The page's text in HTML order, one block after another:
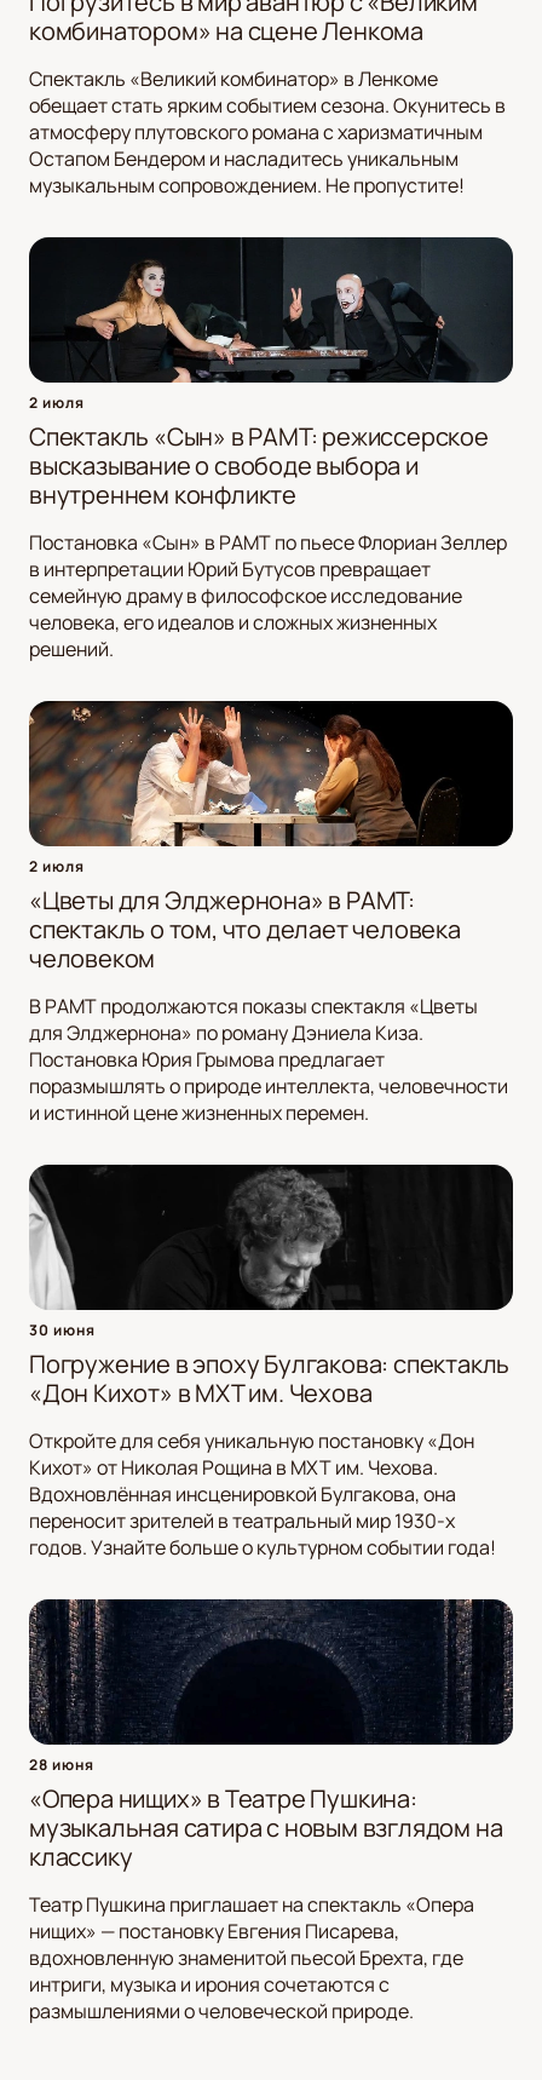
комбинатором» на сцене Ленкома
Спектакль «Великий комбинатор» в Ленкоме
обещает стать ярким событием сезона. Окунитесь в
атмосферу плутовского романа с харизматичным
Остапом Бендером и насладитесь уникальным
музыкальным сопровождением. Не пропустите!
2 июля
Спектакль «Сын» в РАМТ: режиссерское
высказывание о свободе выбора и
внутреннем конфликте
Постановка «Сын» в РАМТ по пьесе Флориан Зеллер
в интерпретации Юрий Бутусов превращает
семейную драму в философское исследование
человека, его идеалов и сложных жизненных
решений.
2 июля
«Цветы для Элджернона» в РАМТ:
спектакль о том, что делает человека
человеком
В РАМТ продолжаются показы спектакля «Цветы
для Элджернона» по роману Дэниела Киза.
Постановка Юрия Грымова предлагает
поразмышлять о природе интеллекта, человечности
и истинной цене жизненных перемен.
30 июня
Погружение в эпоху Булгакова: спектакль
«Дон Кихот» в МХТ им. Чехова
Откройте для себя уникальную постановку «Дон
Кихот» от Николая Рощина в МХТ им. Чехова.
Вдохновлённая инсценировкой Булгакова, она
переносит зрителей в театральный мир 1930-х
годов. Узнайте больше о культурном событии года!
28 июня
«Опера нищих» в Театре Пушкина:
музыкальная сатира с новым взглядом на
классику
Театр Пушкина приглашает на спектакль «Опера
нищих» — постановку Евгения Писарева,
вдохновленную знаменитой пьесой Брехта, где
интриги, музыка и ирония сочетаются с
размышлениями о человеческой природе.